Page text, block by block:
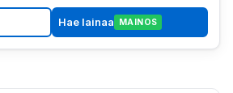
Hae lainaa MAINOS